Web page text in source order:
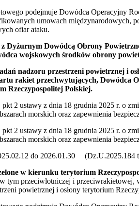
podejmuje Dowódca Operacyjny
umowach międzynarodowych,
ofiar ataku.
Dyżurnym Dowódcą Obrony
wojskowych środków obrony
nadzoru przestrzeni powietrznej i
rakiet przechwytujących, Dowódca
Rzeczypospolitej Polskiej.
2 ustawy z dnia 18 grudnia 2025 r. o
morskich oraz zapewnienia
2 ustawy z dnia 18 grudnia 2025 r. o
morskich oraz zapewnienia
do 2026.01.30 (Dz.U.2025.184
w kierunku terytorium
tym przeciwlotniczej i przeciwrakietowej,
powietrznej i osłony terytorium